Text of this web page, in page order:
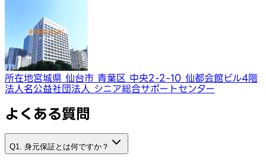
所在地宮城県 仙台市 青葉区 中央2-2-10 仙都会館ビル4階
法人名公益社団法人 シニア総合サポートセンター
よくある質問
Q1. 身元保証とは何ですか？